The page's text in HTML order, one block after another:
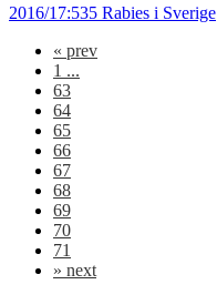
2016/17:535 Rabies i Sverige
« prev
1 ...
63
64
65
66
67
68
69
70
71
» next